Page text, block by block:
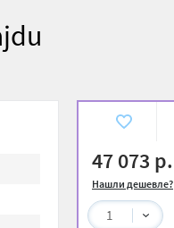
47 073 р.
Нашли дешевле?
1